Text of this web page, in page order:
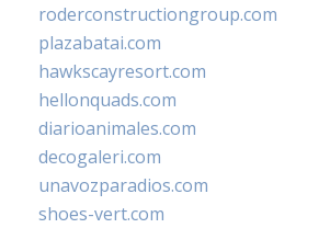
roderconstructiongroup.com
plazabatai.com
hawkscayresort.com
hellonquads.com
diarioanimales.com
decogaleri.com
unavozparadios.com
shoes-vert.com